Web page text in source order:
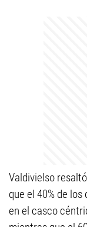
Valdivielso
que el 40% de
en el casco